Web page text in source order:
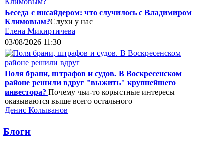
Беседа с инсайдером: что случилось с Владимиром
Климовым?Слухи у нас
Елена Микиртичева
03/08/2026 11:30
Поля брани, штрафов и судов. В Воскресенском
районе решили вдруг "выжить" крупнейшего
инвестора? Почему чьи-то корыстные интересы
оказываются выше всего остального
Денис Колыванов
Блоги